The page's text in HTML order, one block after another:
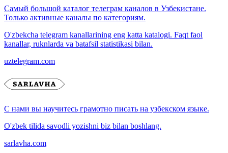
Самый большой каталог телеграм каналов в Узбекистане.
Только активные каналы по категориям.
O'zbekcha telegram kanallarining eng katta katalogi. Faqt faol
kanallar, ruknlarda va batafsil statistikasi bilan.
uztelegram.com
С нами вы научитесь грамотно писать на узбекском языке.
O'zbek tilida savodli yozishni biz bilan boshlang.
sarlavha.com